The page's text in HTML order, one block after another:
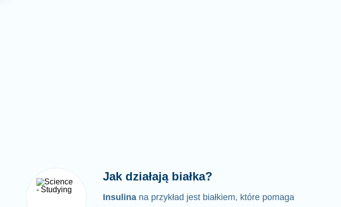
Jak działają białka?
Insulina na przykład jest białkiem, które pomaga